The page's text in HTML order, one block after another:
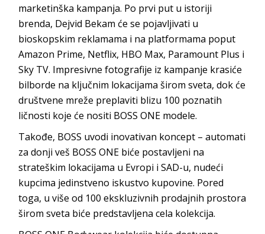
marketinška kampanja. Po prvi put u istoriji
brenda, Dejvid Bekam će se pojavljivati u
bioskopskim reklamama i na platformama poput
Amazon Prime, Netflix, HBO Max, Paramount Plus i
Sky TV. Impresivne fotografije iz kampanje krasiće
bilborde na ključnim lokacijama širom sveta, dok će
društvene mreže preplaviti blizu 100 poznatih
ličnosti koje će nositi BOSS ONE modele.
Takođe, BOSS uvodi inovativan koncept – automati
za donji veš BOSS ONE biće postavljeni na
strateškim lokacijama u Evropi i SAD-u, nudeći
kupcima jedinstveno iskustvo kupovine. Pored
toga, u više od 100 ekskluzivnih prodajnih prostora
širom sveta biće predstavljena cela kolekcija.